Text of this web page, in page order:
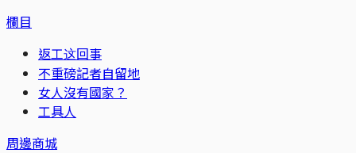
欄目
返工这回事
不重磅記者自留地
女人沒有國家？
工具人
周邊商城